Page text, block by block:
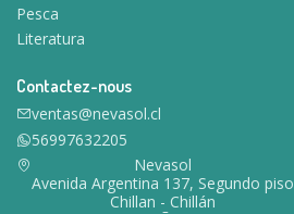
Pesca
Literatura
Contactez-nous
ventas@nevasol.cl
56997632205
Nevasol
Avenida Argentina 137, Segundo piso
Chillan - Chillán